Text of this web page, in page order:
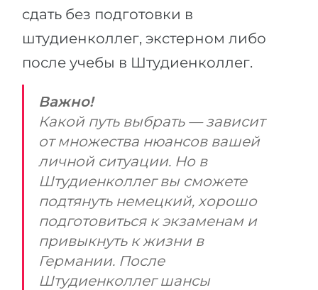
сдать без подготовки в
штудиенколлег, экстерном либо
после учебы в Штудиенколлег.
Важно!
Какой путь выбрать — зависит
от множества нюансов вашей
личной ситуации. Но в
Штудиенколлег вы сможете
подтянуть немецкий, хорошо
подготовиться к экзаменам и
привыкнуть к жизни в
Германии. После
Штудиенколлег шансы